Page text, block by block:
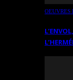
OEUVRES